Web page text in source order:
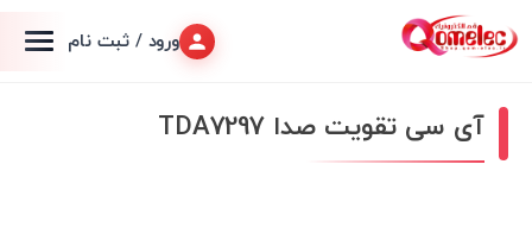
ورود / ثبت نام
آی سی تقویت صدا TDA7297